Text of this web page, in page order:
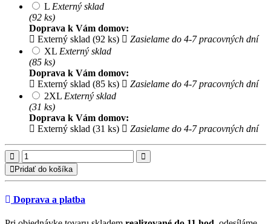
L Externý sklad
(92 ks)
Doprava k Vám domov:
Externý sklad (92 ks)
Zasielame do 4-7 pracovných dní
XL Externý sklad
(85 ks)
Doprava k Vám domov:
Externý sklad (85 ks)
Zasielame do 4-7 pracovných dní
2XL Externý sklad
(31 ks)
Doprava k Vám domov:
Externý sklad (31 ks)
Zasielame do 4-7 pracovných dní
Pridať do košíka
Doprava a platba